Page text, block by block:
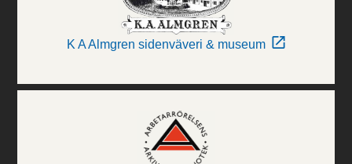
K A Almgren sidenväveri & museum